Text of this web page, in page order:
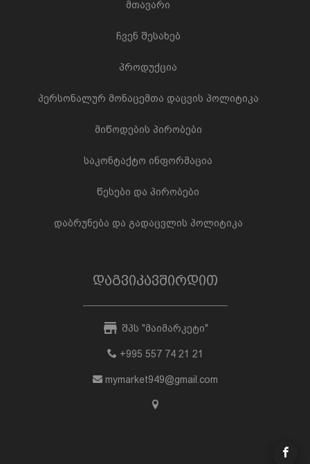
მთავარი
ჩვენ შესახებ
პროდუქცია
პერსონალურ მონაცემთა დაცვის პოლიტიკა
მიწოდების პირობები
საკონტაქტო ინფორმაცია
წესები და პირობები
დაბრუნება და გადაცვლის პოლიტიკა
დაგვიკავშირდით
შპს "მაიმარკეტი"
+995 557 74 21 21
mymarket949@gmail.com